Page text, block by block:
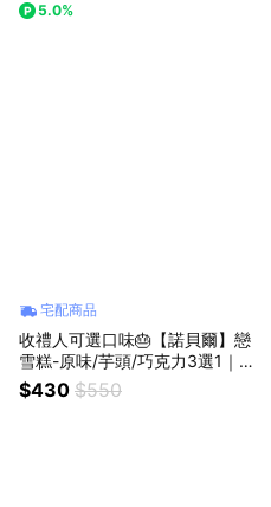
5.0%
宅配商品
收禮人可選口味🎂【諾貝爾】戀
雪糕-原味/芋頭/巧克力3選1｜慶
生｜生日蛋糕
$430 $550